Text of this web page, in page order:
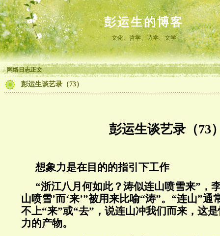
彭运生的博客
文化、哲学、诗学、文学
网络日志正文
彭运生谈艺录（73）
彭运生谈艺录（73
想象力是在目的的指引下工作
“浙江八月何如此？涛似连山喷雪来”，
山喷雪’而‘来’”被用来比喻“涛”。“连山”
不上“来”或“去”，说连山冲我们而来，这
力的产物。